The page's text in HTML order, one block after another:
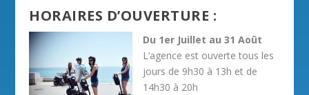
HORAIRES D’OUVERTURE :
Du 1er Juillet au 31 Août
L’agence est ouverte tous les
jours de 9h30 à 13h et de
14h30 à 20h